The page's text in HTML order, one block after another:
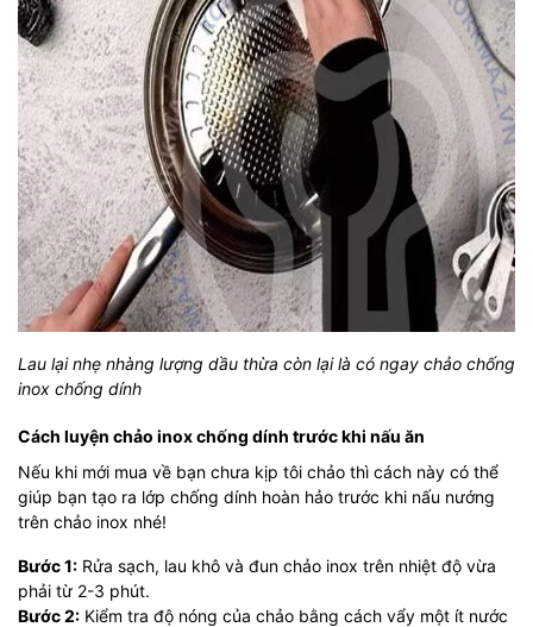
Lau lại nhẹ nhàng lượng dầu thừa còn lại là có ngay chảo chống
inox chống dính
Cách luyện chảo inox chống dính trước khi nấu ăn
Nếu khi mới mua về bạn chưa kịp tôi chảo thì cách này có thể
giúp bạn tạo ra lớp chống dính hoàn hảo trước khi nấu nướng
trên chảo inox nhé!
Bước 1: Rửa sạch, lau khô và đun chảo inox trên nhiệt độ vừa
phải từ 2-3 phút.
Bước 2: Kiểm tra độ nóng của chảo bằng cách vẩy một ít nước